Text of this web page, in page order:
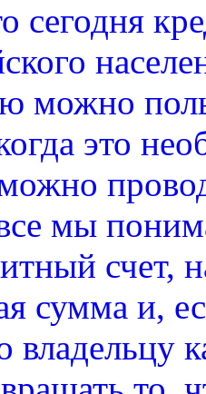
сегодня
можно
это
мы
счет,
сумма и,
владельцу